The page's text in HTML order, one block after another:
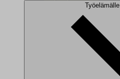
Työelämälle